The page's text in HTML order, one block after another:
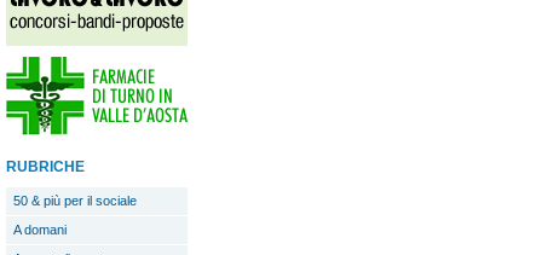
RUBRICHE
50 & più per il sociale
A domani